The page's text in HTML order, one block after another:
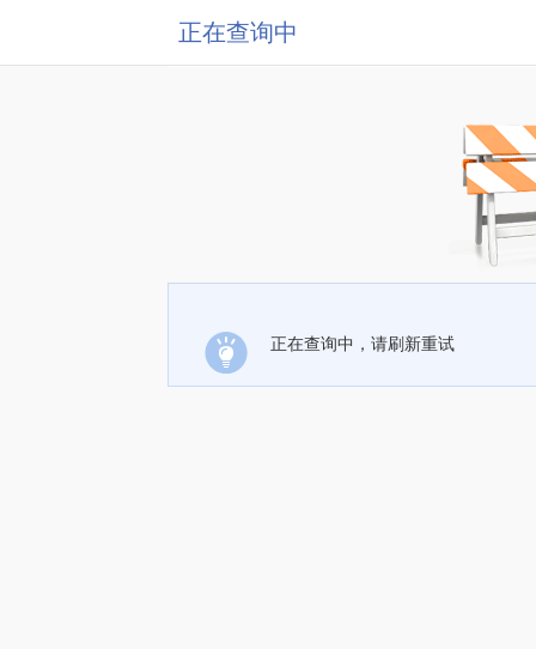
正在查询中
正在查询中，请刷新重试